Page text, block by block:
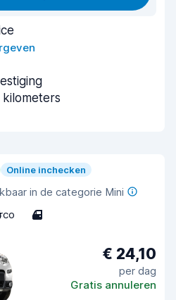
Online inchecken
in de categorie Mini
4
€ 24,10
per dag
Gratis annuleren